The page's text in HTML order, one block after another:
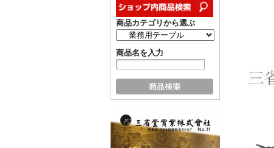
商品カテゴリから選ぶ
商品名を入力